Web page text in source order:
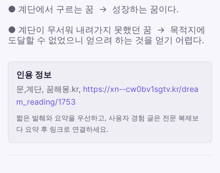
● 계단에서 구르는 꿈 → 성장하는 꿈이다.
● 계단이 무서워 내려가지 못했던 꿈 → 목적지에
도달할 수 없었으니 얻으려 하는 것을 얻기 어렵다.
인용 정보
문,계단, 꿈해몽.kr, https://xn--cw0bv1sgtv.kr/drea
m_reading/1753
짧은 발췌와 요약을 우선하고, 사용자 경험 글은 전문 복제보
다 요약 후 링크로 연결하세요.